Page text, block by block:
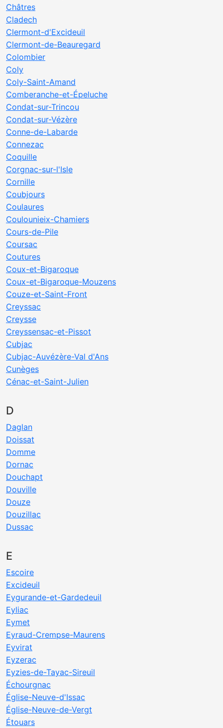
Châtres
Cladech
Clermont-d'Excideuil
Clermont-de-Beauregard
Colombier
Coly
Coly-Saint-Amand
Comberanche-et-Épeluche
Condat-sur-Trincou
Condat-sur-Vézère
Conne-de-Labarde
Connezac
Coquille
Corgnac-sur-l'Isle
Cornille
Coubjours
Coulaures
Coulounieix-Chamiers
Cours-de-Pile
Coursac
Coutures
Coux-et-Bigaroque
Coux-et-Bigaroque-Mouzens
Couze-et-Saint-Front
Creyssac
Creysse
Creyssensac-et-Pissot
Cubjac
Cubjac-Auvézère-Val d'Ans
Cunèges
Cénac-et-Saint-Julien
D
Daglan
Doissat
Domme
Dornac
Douchapt
Douville
Douze
Douzillac
Dussac
E
Escoire
Excideuil
Eygurande-et-Gardedeuil
Eyliac
Eymet
Eyraud-Crempse-Maurens
Eyvirat
Eyzerac
Eyzies-de-Tayac-Sireuil
Échourgnac
Église-Neuve-d'Issac
Église-Neuve-de-Vergt
Étouars